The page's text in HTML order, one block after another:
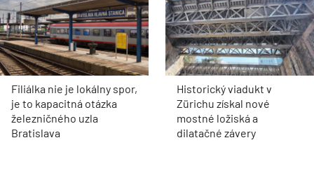
Filiálka nie je lokálny spor,
je to kapacitná otázka
železničného uzla
Bratislava
Historický viadukt v
Zürichu získal nové
mostné ložiská a
dilatačné závery